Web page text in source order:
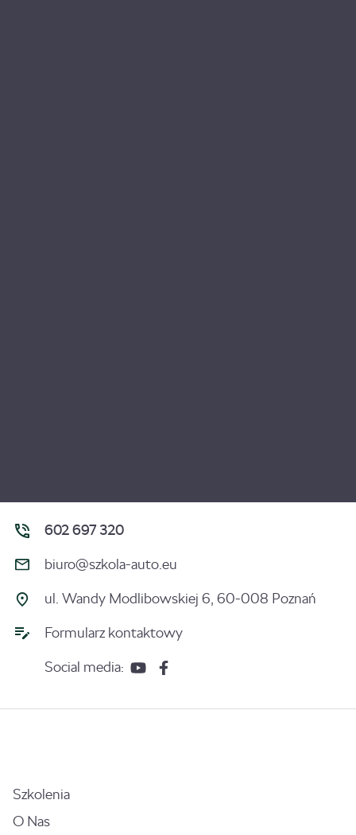
602 697 320
biuro@szkola-auto.eu
ul. Wandy Modlibowskiej 6, 60-008 Poznań
Formularz kontaktowy
Social media:
Szkolenia
O Nas